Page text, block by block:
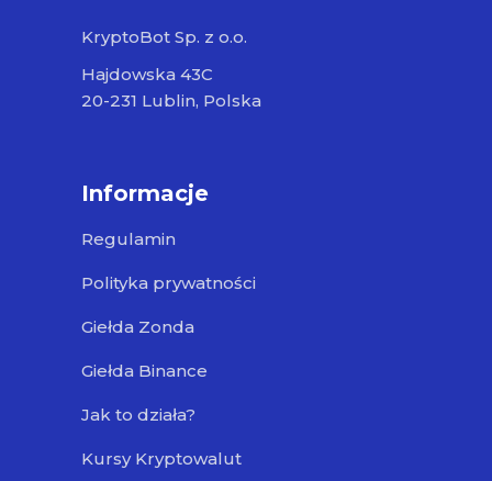
KryptoBot Sp. z o.o.
Hajdowska 43C
20-231 Lublin, Polska
Informacje
Regulamin
Polityka prywatności
Giełda Zonda
Giełda Binance
Jak to działa?
Kursy Kryptowalut